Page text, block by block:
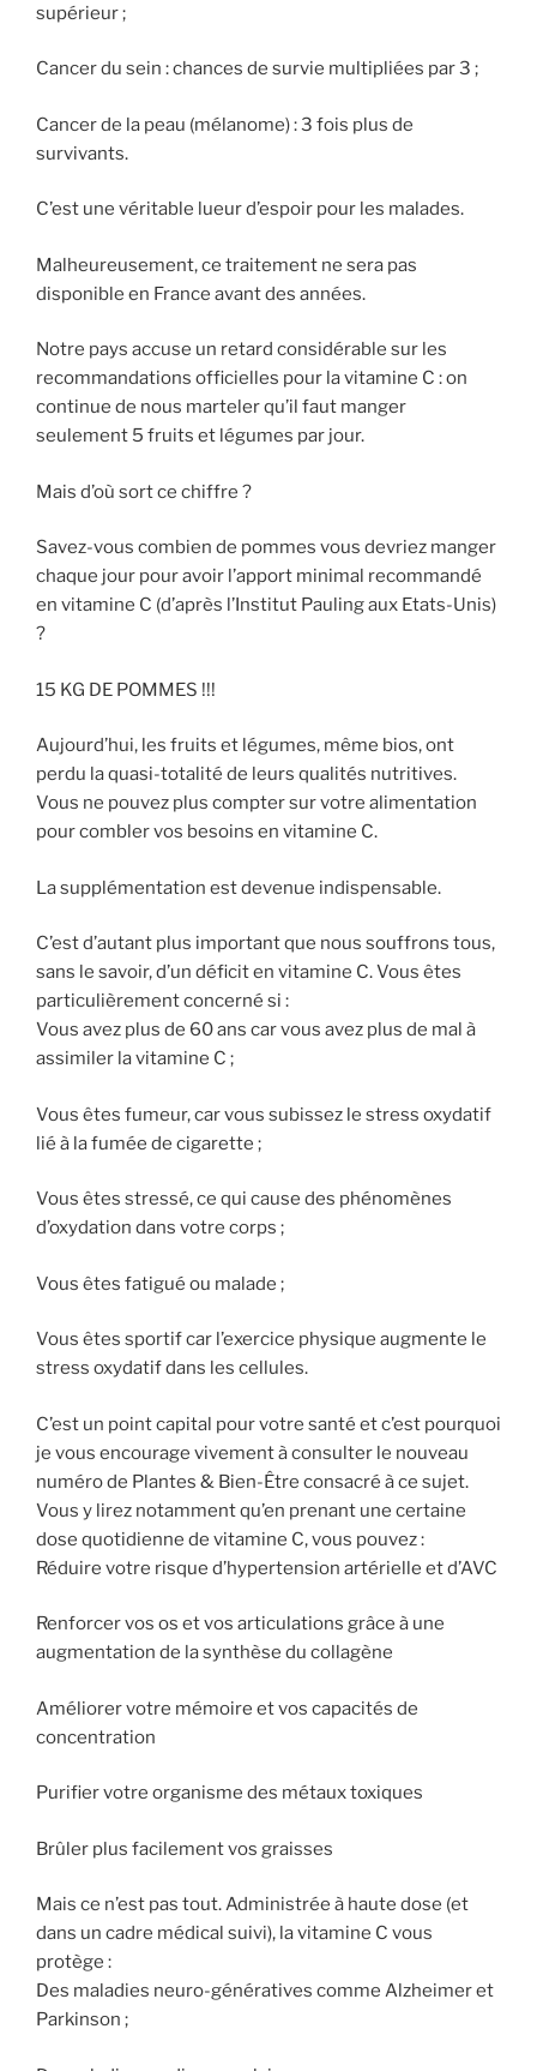
supérieur ;
Cancer du sein : chances de survie multipliées par 3 ;
Cancer de la peau (mélanome) : 3 fois plus de
survivants.
C’est une véritable lueur d’espoir pour les malades.
Malheureusement, ce traitement ne sera pas
disponible en France avant des années.
Notre pays accuse un retard considérable sur les
recommandations officielles pour la vitamine C : on
continue de nous marteler qu’il faut manger
seulement 5 fruits et légumes par jour.
Mais d’où sort ce chiffre ?
Savez-vous combien de pommes vous devriez manger
chaque jour pour avoir l’apport minimal recommandé
en vitamine C (d’après l’Institut Pauling aux Etats-Unis)
?
15 KG DE POMMES !!!
Aujourd’hui, les fruits et légumes, même bios, ont
perdu la quasi-totalité de leurs qualités nutritives.
Vous ne pouvez plus compter sur votre alimentation
pour combler vos besoins en vitamine C.
La supplémentation est devenue indispensable.
C’est d’autant plus important que nous souffrons tous,
sans le savoir, d’un déficit en vitamine C. Vous êtes
particulièrement concerné si :
Vous avez plus de 60 ans car vous avez plus de mal à
assimiler la vitamine C ;
Vous êtes fumeur, car vous subissez le stress oxydatif
lié à la fumée de cigarette ;
Vous êtes stressé, ce qui cause des phénomènes
d’oxydation dans votre corps ;
Vous êtes fatigué ou malade ;
Vous êtes sportif car l’exercice physique augmente le
stress oxydatif dans les cellules.
C’est un point capital pour votre santé et c’est pourquoi
je vous encourage vivement à consulter le nouveau
numéro de Plantes & Bien-Être consacré à ce sujet.
Vous y lirez notamment qu’en prenant une certaine
dose quotidienne de vitamine C, vous pouvez :
Réduire votre risque d’hypertension artérielle et d’AVC
Renforcer vos os et vos articulations grâce à une
augmentation de la synthèse du collagène
Améliorer votre mémoire et vos capacités de
concentration
Purifier votre organisme des métaux toxiques
Brûler plus facilement vos graisses
Mais ce n’est pas tout. Administrée à haute dose (et
dans un cadre médical suivi), la vitamine C vous
protège :
Des maladies neuro-génératives comme Alzheimer et
Parkinson ;